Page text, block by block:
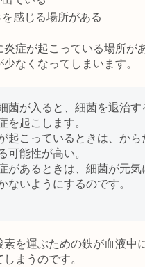
感じる場所がある
炎症が起こっている場所が
なくなってしまいます。
菌が入ると、細菌を退治す
を起こします。
起こっているときは、から
可能性が高い。
があるときは、細菌が元気
ないようにするのです。
を運ぶための鉄が血液中
しまうのです。